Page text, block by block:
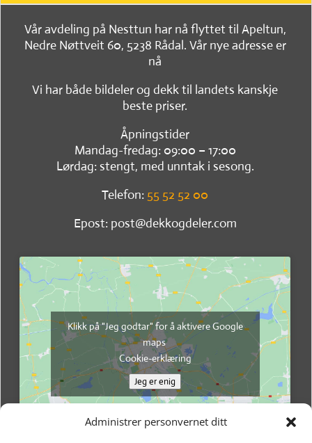
Administrer personvernet ditt
Vår avdeling på Nesttun har nå flyttet til Apeltun,
Nedre Nøttveit 60, 5238 Rådal. Vår nye adresse er
nå
Vi har både bildeler og dekk til landets kanskje
beste priser.
Åpningstider
Mandag-fredag: 09:00 – 17:00
Lørdag: stengt, med unntak i sesong.
Telefon: 55 52 52 00
Epost: post@dekkogdeler.com
Klikk på "Jeg godtar" for å aktivere Google
maps
Cookie-erklæring
Jeg er enig